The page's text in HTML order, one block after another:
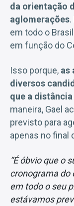
da orientação
aglomerações
em todo o
em função do
Isso porque, as
diversos
que a
maneira, Gael
previsto para
apenas no final
“É óbvio que o
cronograma do
em todo o seu
estávamos